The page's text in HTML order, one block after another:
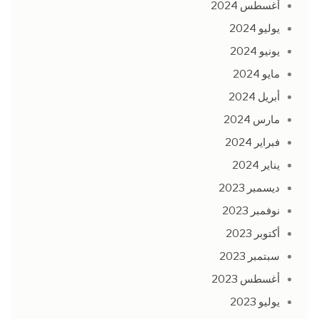
أغسطس 2024
يوليو 2024
يونيو 2024
مايو 2024
أبريل 2024
مارس 2024
فبراير 2024
يناير 2024
ديسمبر 2023
نوفمبر 2023
أكتوبر 2023
سبتمبر 2023
أغسطس 2023
يوليو 2023